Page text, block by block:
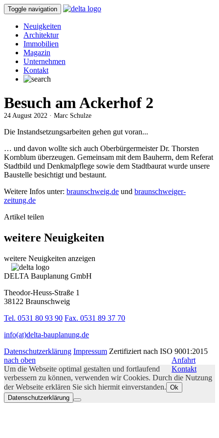
Toggle navigation
Neuigkeiten
Architektur
Immobilien
Magazin
Unternehmen
Kontakt
Besuch am Ackerhof 2
24 August 2022 · Marc Schulze
Die Instandsetzungsarbeiten gehen gut voran...
… und davon wollte sich auch Oberbürgermeister Dr. Thorsten
Kornblum überzeugen. Gemeinsam mit dem Bauherrn, dem Referat
Stadtbild und Denkmalpflege sowie dem Stadtbaurat wurde unsere
Baustelle besichtigt und bestaunt.
Weitere Infos unter: braunschweig.de und braunschweiger-
zeitung.de
Artikel teilen
weitere Neuigkeiten
weitere Neuigkeiten anzeigen
DELTA Bauplanung GmbH
Theodor-Heuss-Straße 1
38122 Braunschweig
Tel. 0531 80 93 90 Fax. 0531 89 37 70
info(at)delta-bauplanung.de
Datenschutzerklärung Impressum Zertifiziert nach ISO 9001:2015
Anfahrt
Kontakt
nach oben
Um die Webseite optimal gestalten und fortlaufend
verbessern zu können, verwenden wir Cookies. Durch die Nutzung
der Webseite erklären Sie sich hiermit einverstanden. Ok
Datenschutzerklärung